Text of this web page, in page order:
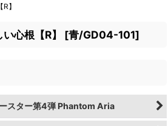
】
心根【R】 [青/GD04-101]
スター第4弾 Phantom Aria